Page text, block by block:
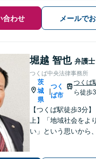
合わせ メールで
堀越 智也 弁護士
つくば中央法律事務所
茨
城
県
|
つく
ば市
つくば
ら徒歩
【つくば駅徒歩3分
上】「地域社会をよ
い」という思いから